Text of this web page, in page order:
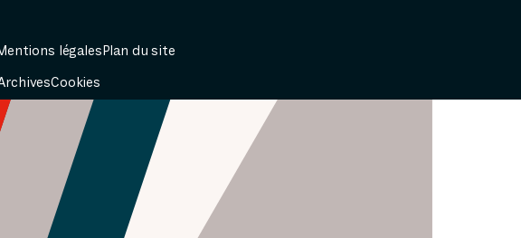
légalesPlan du site
Cookies